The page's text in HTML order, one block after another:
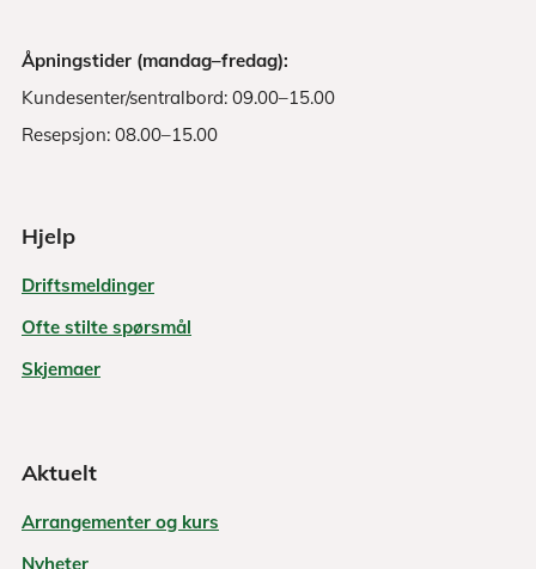
Åpningstider (mandag–fredag):
Kundesenter/sentralbord: 09.00–15.00
Resepsjon: 08.00–15.00
Hjelp
Driftsmeldinger
Ofte stilte spørsmål
Skjemaer
Aktuelt
Arrangementer og kurs
Nyheter